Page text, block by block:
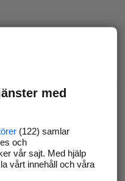
med
(122) samlar
och
vår sajt. Med hjälp
vårt innehåll och våra